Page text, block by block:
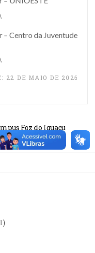
– Centro da Juventude
22 DE MAIO DE 2026
Foz do Iguaçu